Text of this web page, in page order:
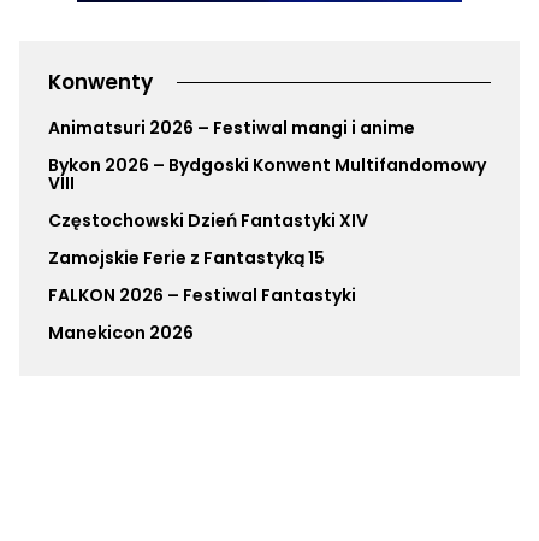
Konwenty
Animatsuri 2026 – Festiwal mangi i anime
Bykon 2026 – Bydgoski Konwent Multifandomowy
VIII
Częstochowski Dzień Fantastyki XIV
Zamojskie Ferie z Fantastyką 15
FALKON 2026 – Festiwal Fantastyki
Manekicon 2026